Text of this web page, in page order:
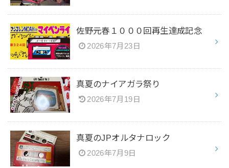
佐野元春１０００回再生達成記念
2026年7月23日
真夏のナイアガラ祭り
2026年7月19日
真夏のJPオルタナロック
2026年7月9日